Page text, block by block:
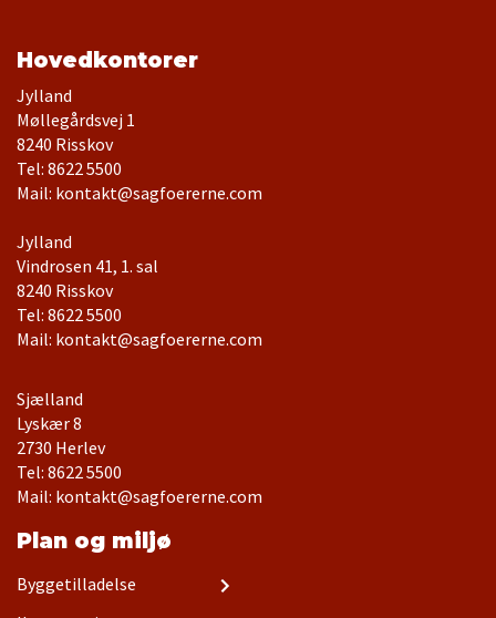
Hovedkontorer
Jylland
Møllegårdsvej 1
Tel: 8622 5500
Mail: kontakt@sagfoererne.com
Jylland
Vindrosen 41, 1. sal
Tel: 8622 5500
Mail: kontakt@sagfoererne.com
Sjælland
Lyskær 8
Tel: 8622 5500
Mail: kontakt@sagfoererne.com
Plan og miljø
Byggetilladelse